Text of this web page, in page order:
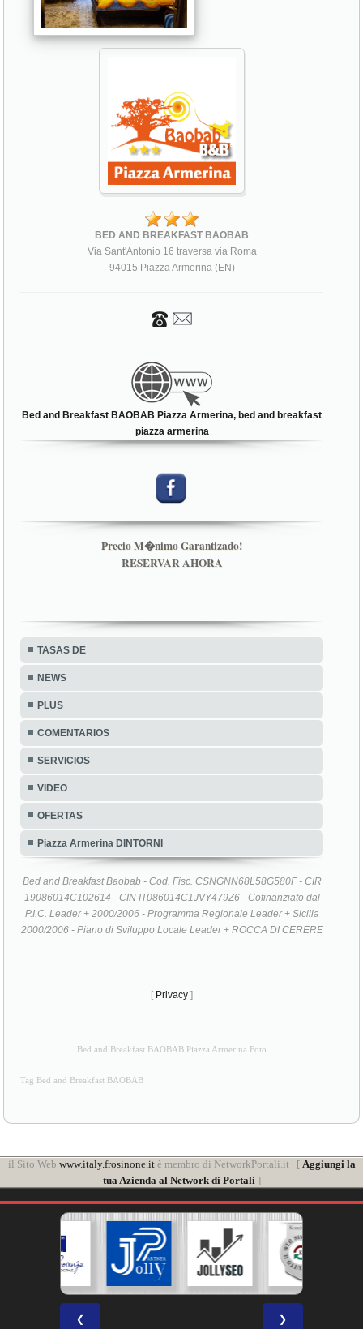
BED AND BREAKFAST BAOBAB
Via Sant'Antonio 16 traversa via Roma
94015 Piazza Armerina (EN)
Bed and Breakfast BAOBAB Piazza Armerina, bed and breakfast
piazza armerina
Precio M�nimo Garantizado!
RESERVAR AHORA
TASAS DE
NEWS
PLUS
COMENTARIOS
SERVICIOS
VIDEO
OFERTAS
Piazza Armerina DINTORNI
Bed and Breakfast Baobab - Cod. Fisc. CSNGNN68L58G580F - CIR
19086014C102614 - CIN IT086014C1JVY479Z6 - Cofinanziato dal
P.I.C. Leader + 2000/2006 - Programma Regionale Leader + Sicilia
2000/2006 - Piano di Sviluppo Locale Leader + ROCCA DI CERERE
[ Privacy ]
Bed and Breakfast BAOBAB Piazza Armerina Foto
Tag Bed and Breakfast BAOBAB
il Sito Web www.italy.frosinone.itè membro di NetworkPortali.it | [ Aggiungi la
tua Azienda al Network di Portali ]
❮ ❯